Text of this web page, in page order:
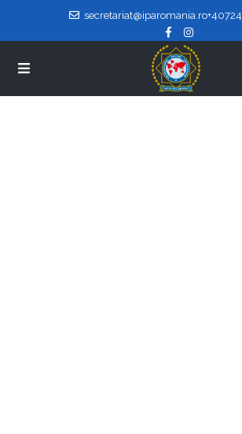
secretariat@iparomania.ro